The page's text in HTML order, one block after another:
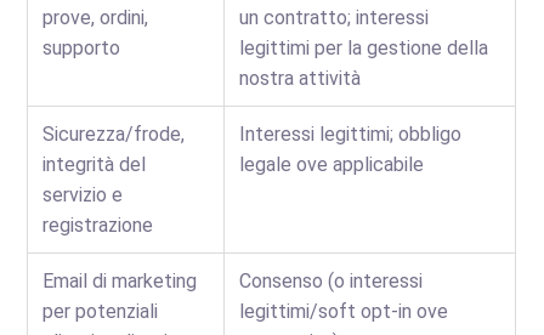
prove, ordini,
supporto
un contratto; interessi
legittimi per la gestione della
nostra attività
Sicurezza/frode,
integrità del
servizio e
registrazione
Interessi legittimi; obbligo
legale ove applicabile
Email di marketing
per potenziali
Consenso (o interessi
legittimi/soft opt-in ove